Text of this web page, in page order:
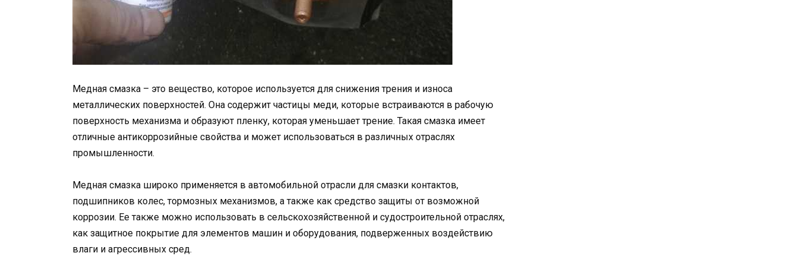
Медная смазка – это вещество, которое используется для снижения трения и износа
металлических поверхностей. Она содержит частицы меди, которые встраиваются в рабочую
поверхность механизма и образуют пленку, которая уменьшает трение. Такая смазка имеет
отличные антикоррозийные свойства и может использоваться в различных отраслях
промышленности.
Медная смазка широко применяется в автомобильной отрасли для смазки контактов,
подшипников колес, тормозных механизмов, а также как средство защиты от возможной
коррозии. Ее также можно использовать в сельскохозяйственной и судостроительной отраслях,
как защитное покрытие для элементов машин и оборудования, подверженных воздействию
влаги и агрессивных сред.